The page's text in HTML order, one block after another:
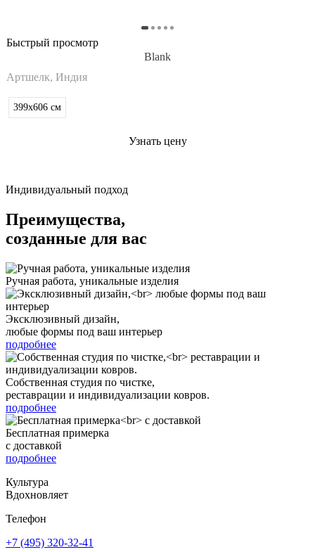
Быстрый просмотр
Blank
Артшелк, Индия
399x606 см
Узнать цену
Индивидуальный подход
Преимущества,
созданные для вас
Ручная работа, уникальные изделия
Эксклюзивный дизайн,
любые формы под ваш интерьер
подробнее
Собственная студия по чистке,
реставрации и индивидуализации ковров.
подробнее
Бесплатная примерка
с доставкой
подробнее
Культура
Вдохновляет
Телефон
+7 (495) 320-32-41